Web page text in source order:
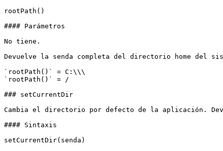
rootPath()
#### Parámetros
No tiene.
Devuelve la senda completa del directorio home del
`rootPath()` = C:\\\
`rootPath()` = /
### setCurrentDir
Cambia el directorio por defecto de la aplicación.
#### Sintaxis
setCurrentDir(senda)